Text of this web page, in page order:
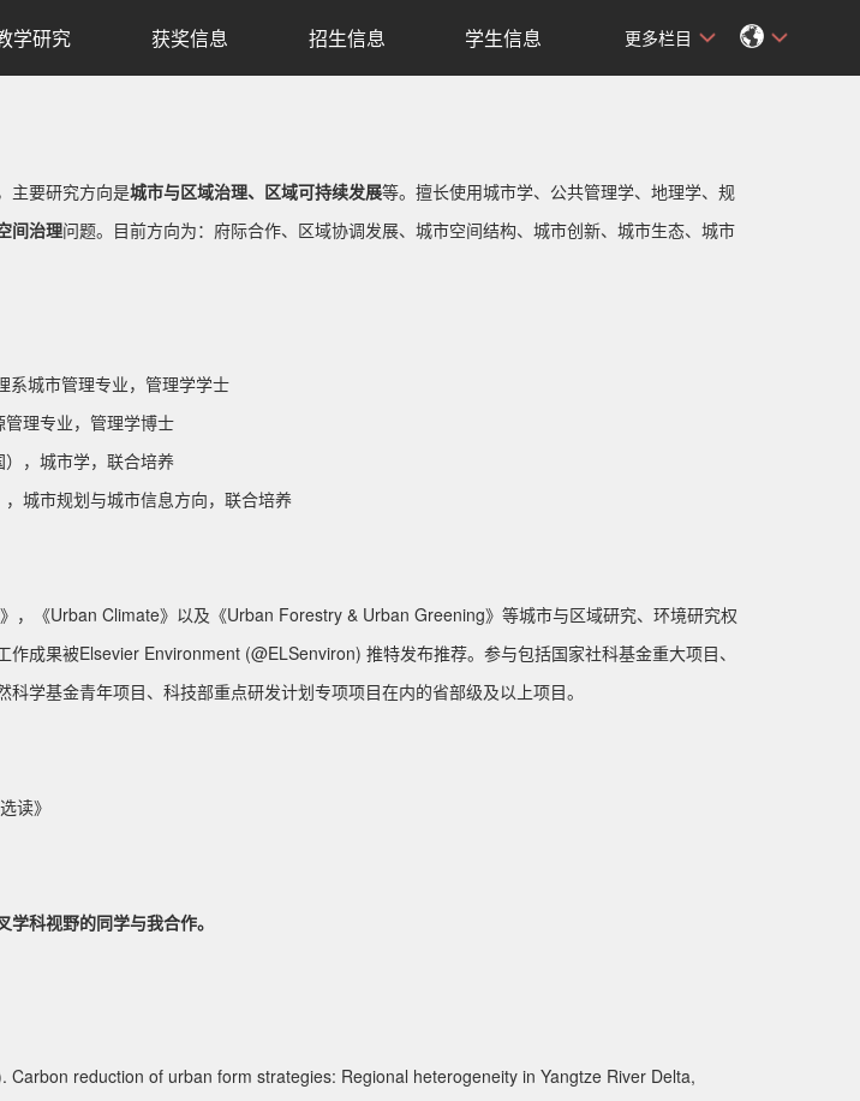
学研究 获奖信息 招生信息 学生信息 更多栏目
主要研究方向是城市与区域治理、区域可持续发展等。擅长使用城市学、公共管理学、地理学、规
间治理问题。目前方向为：府际合作、区域协调发展、城市空间结构、城市创新、城市生态、城市
系城市管理专业，管理学学士
理专业， 管理学博士
，城市学，联合培养
城市规划与城市信息方向，联合培养
，《Urban Climate》以及《Urban Forestry & Urban Greening》等城市与区域研究、环境研究权
作成果被Elsevier Environment (@ELSenviron) 推特发布推荐。参与包括国家社科基金重大项目、
学基金青年项目、科技部重点研发计划专项项目在内的省部级及以上项目。
读》
科视野的同学与我合作。
Carbon reduction of urban form strategies: Regional heterogeneity in Yangtze River Delta,